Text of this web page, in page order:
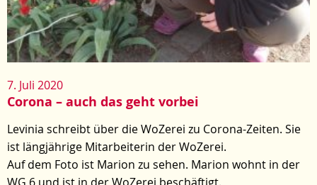
7. Juli 2020
Corona – auch das geht vorbei
Levinia schreibt über die WoZerei zu Corona-Zeiten. Sie
ist längjährige Mitarbeiterin der WoZerei.
Auf dem Foto ist Marion zu sehen. Marion wohnt in der